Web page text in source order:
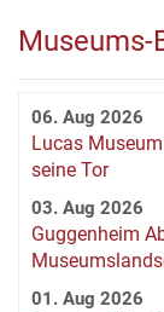
Museums-
06. Aug 2026
Lucas
seine Tor
03. Aug 2026
Guggenheim
01. Aug 2026